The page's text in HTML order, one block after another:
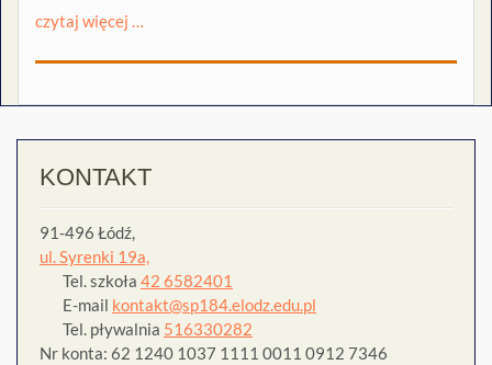
czytaj więcej …
KONTAKT
91-496 Łódź,
ul. Syrenki 19a,
Tel. szkoła 42 6582401
E-mail kontakt@sp184.elodz.edu.pl
Tel. pływalnia 516330282
Nr konta: 62 1240 1037 1111 0011 0912 7346